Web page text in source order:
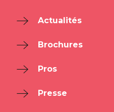
Actualités
Brochures
Pros
Presse